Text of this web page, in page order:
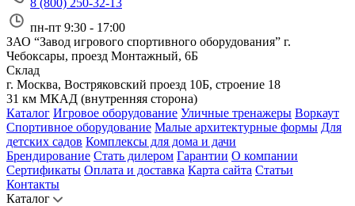
8 (800) 250-32-13
пн-пт 9:30 - 17:00
ЗАО “Завод игрового спортивного оборудования” г.
Чебоксары, проезд Монтажный, 6Б
Склад
г. Москва, Востряковский проезд 10Б, строение 18
31 км МКАД (внутренняя сторона)
Каталог Игровое оборудование Уличные тренажеры Воркаут
Спортивное оборудование Малые архитектурные формы Для
детских садов Комплексы для дома и дачи
Брендирование Стать дилером Гарантии О компании
Сертификаты Оплата и доставка Карта сайта Статьи
Контакты
Каталог